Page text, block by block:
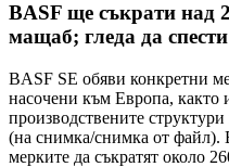
BASF ще съкрати над
мащаб; гледа да
BASF SE обяви конкретни
насочени към Европа, както
производствените
(на снимка/снимка от файл).
мерките да съкратят около